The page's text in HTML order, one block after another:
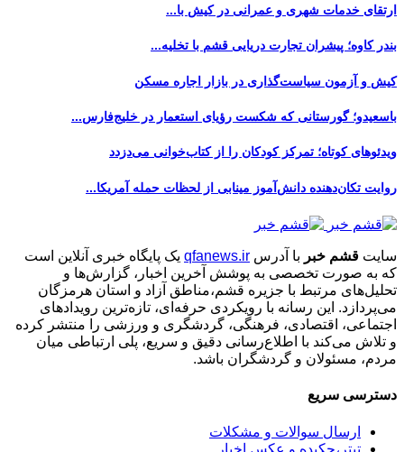
ارتقای خدمات شهری و عمرانی در کیش با...
بندر کاوه؛ پیشران تجارت دریایی قشم با تخلیه...
کیش و آزمون سیاست‌گذاری در بازار اجاره مسکن
باسعیدو؛ گورستانی که شکست رؤیای استعمار در خلیج‌فارس...
ویدئوهای کوتاه؛ تمرکز کودکان را از کتاب‌خوانی می‌دزدد
روایت تکان‌دهنده دانش‌آموز مینابی از لحظات حمله آمریکا...
سایت قشم خبر با آدرس qfanews.ir یک پایگاه خبری آنلاین است
که به صورت تخصصی به پوشش آخرین اخبار، گزارش‌ها و
تحلیل‌های مرتبط با جزیره قشم،مناطق آزاد و استان هرمزگان
می‌پردازد. این رسانه با رویکردی حرفه‌ای، تازه‌ترین رویدادهای
اجتماعی، اقتصادی، فرهنگی، گردشگری و ورزشی را منتشر کرده
و تلاش می‌کند با اطلاع‌رسانی دقیق و سریع، پلی ارتباطی میان
مردم، مسئولان و گردشگران باشد.
دسترسی سریع
ارسال سوالات و مشکلات
تیتر،چکیده و عکس اخبار